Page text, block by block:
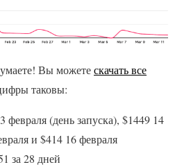
Вы можетескачать все
таковы:
(день запуска), $1449 14
и $414 16 февраля
за 28 дней